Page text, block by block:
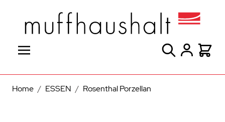
Suche
Home / ESSEN / Rosenthal Porzellan